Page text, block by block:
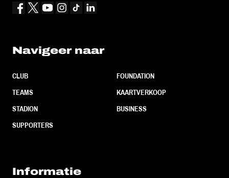
Navigeer naar
CLUB
TEAMS
STADION
SUPPORTERS
FOUNDATION
KAARTVERKOOP
BUSINESS
Informatie